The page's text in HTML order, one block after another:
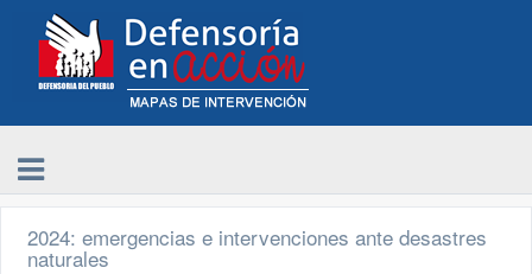
2024: emergencias e intervenciones ante desastres
naturales